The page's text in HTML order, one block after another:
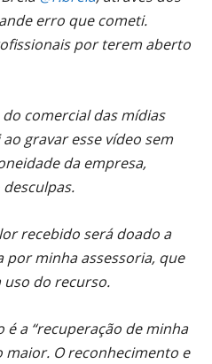
erro que cometi.
por terem aberto
comercial das mídias
gravar esse vídeo sem
da empresa,
recebido será doado a
minha assessoria, que
do recurso.
é a “recuperação de minha
maior. O reconhecimento e